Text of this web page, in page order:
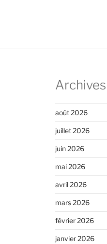
Archives
août 2026
juillet 2026
juin 2026
mai 2026
avril 2026
mars 2026
février 2026
janvier 2026